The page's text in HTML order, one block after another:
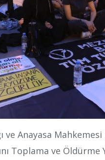
ve Anayasa
Toplama ve